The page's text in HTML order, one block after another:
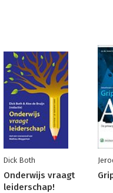
Dick Both
Onderwijs vraagt
leiderschap!